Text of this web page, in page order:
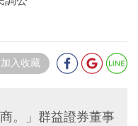
加入收藏
。」群益證券董事